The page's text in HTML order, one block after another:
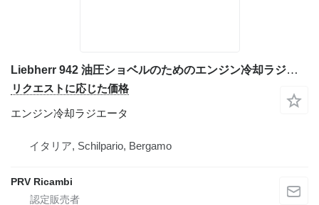
Liebherr 942 油圧ショベルのためのエンジン冷却ラジエータ
リクエストに応じた価格
エンジン冷却ラジエータ
イタリア, Schilpario, Bergamo
PRV Ricambi